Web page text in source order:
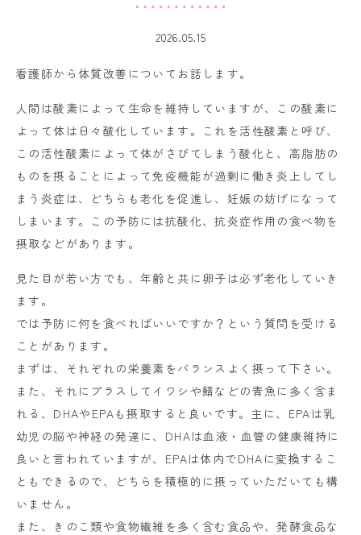
2026.05.15
看護師から体質改善についてお話します。
人間は酸素によって生命を維持していますが、この酸素に
よって体は日々酸化しています。これを活性酸素と呼び、
この活性酸素によって体がさびてしまう酸化と、高脂肪の
ものを摂ることによって免疫機能が過剰に働き炎上してし
まう炎症は、どちらも老化を促進し、妊娠の妨げになって
しまいます。この予防には抗酸化、抗炎症作用の食べ物を
摂取などがあります。
見た目が若い方でも、年齢と共に卵子は必ず老化していき
ます。
では予防に何を食べればいいですか？という質問を受ける
ことがあります。
まずは、それぞれの栄養素をバランスよく摂って下さい。
また、それにプラスしてイワシや鯖などの青魚に多く含ま
れる、DHAやEPAも摂取すると良いです。主に、EPAは乳
幼児の脳や神経の発達に、DHAは血液・血管の健康維持に
良いと言われていますが、EPAは体内でDHAに変換するこ
ともできるので、どちらを積極的に摂っていただいても構
いません。
また、きのこ類や食物繊維を多く含む食品や、発酵食品な